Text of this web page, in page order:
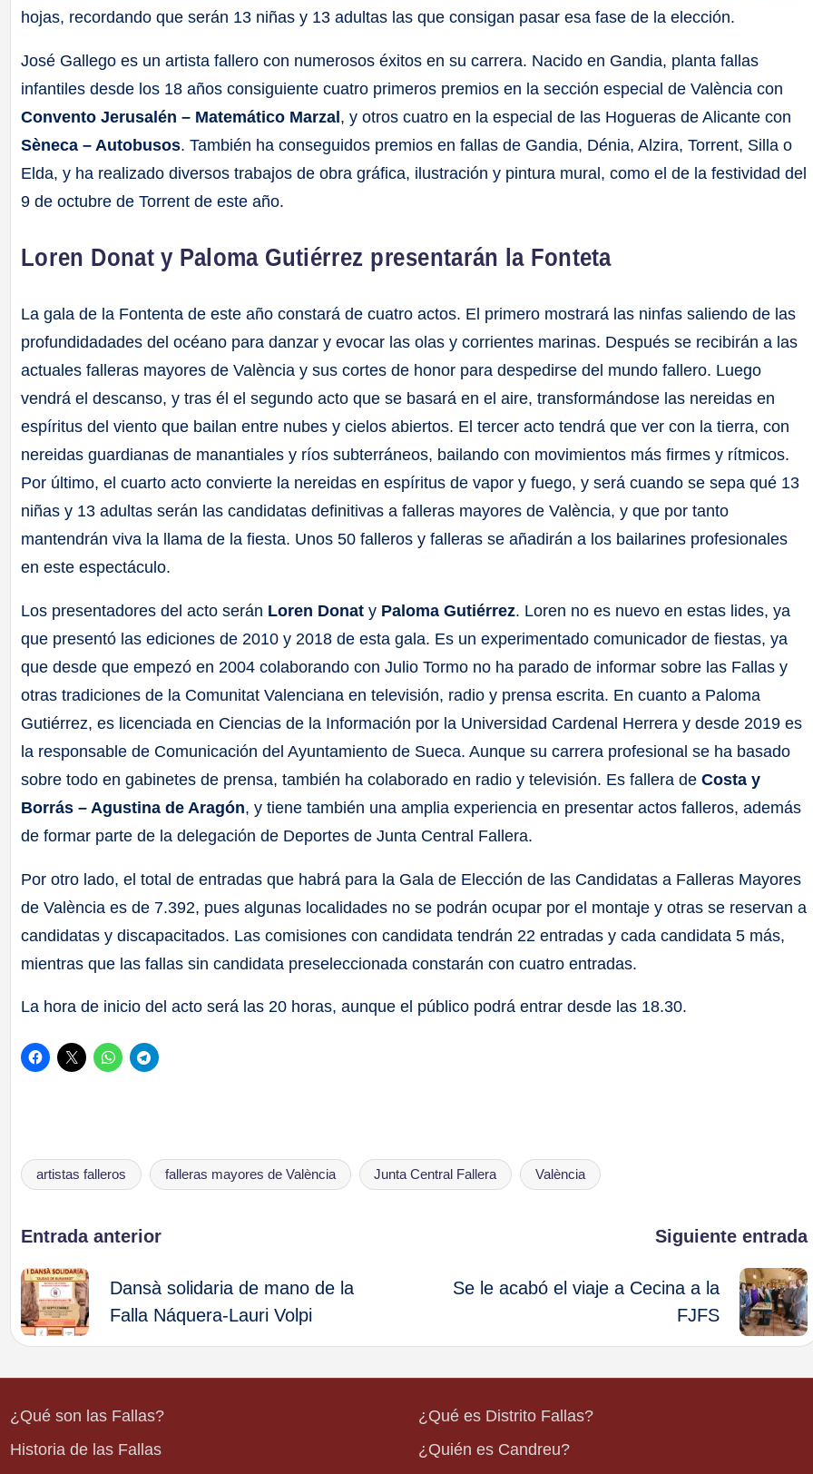
hojas, recordando que serán 13 niñas y 13 adultas las que consigan pasar esa fase de la elección.
José Gallego es un artista fallero con numerosos éxitos en su carrera. Nacido en Gandia, planta fallas
infantiles desde los 18 años consiguiente cuatro primeros premios en la sección especial de València con
Convento Jerusalén – Matemático Marzal , y otros cuatro en la especial de las Hogueras de Alicante con
Sèneca – Autobusos. También ha conseguidos premios en fallas de Gandia, Dénia, Alzira, Torrent, Silla o
Elda, y ha realizado diversos trabajos de obra gráfica, ilustración y pintura mural, como el de la festividad del
9 de octubre de Torrent de este año.
Loren Donat y Paloma Gutiérrez presentarán la Fonteta
La gala de la Fontenta de este año constará de cuatro actos. El primero mostrará las ninfas saliendo de las
profundidadades del océano para danzar y evocar las olas y corrientes marinas. Después se recibirán a las
actuales falleras mayores de València y sus cortes de honor para despedirse del mundo fallero. Luego
vendrá el descanso, y tras él el segundo acto que se basará en el aire, transformándose las nereidas en
espíritus del viento que bailan entre nubes y cielos abiertos. El tercer acto tendrá que ver con la tierra, con
nereidas guardianas de manantiales y ríos subterráneos, bailando con movimientos más firmes y rítmicos.
Por último, el cuarto acto convierte la nereidas en espíritus de vapor y fuego, y será cuando se sepa qué 13
niñas y 13 adultas serán las candidatas definitivas a falleras mayores de València, y que por tanto
mantendrán viva la llama de la fiesta. Unos 50 falleros y falleras se añadirán a los bailarines profesionales
en este espectáculo.
Los presentadores del acto serán Loren Donat y Paloma Gutiérrez. Loren no es nuevo en estas lides, ya
que presentó las ediciones de 2010 y 2018 de esta gala. Es un experimentado comunicador de fiestas, ya
que desde que empezó en 2004 colaborando con Julio Tormo no ha parado de informar sobre las Fallas y
otras tradiciones de la Comunitat Valenciana en televisión, radio y prensa escrita. En cuanto a Paloma
Gutiérrez, es licenciada en Ciencias de la Información por la Universidad Cardenal Herrera y desde 2019 es
la responsable de Comunicación del Ayuntamiento de Sueca. Aunque su carrera profesional se ha basado
sobre todo en gabinetes de prensa, también ha colaborado en radio y televisión. Es fallera deCosta y
Borrás – Agustina de Aragón, y tiene también una amplia experiencia en presentar actos falleros, además
de formar parte de la delegación de Deportes de Junta Central Fallera.
Por otro lado, el total de entradas que habrá para la Gala de Elección de las Candidatas a Falleras Mayores
de València es de 7.392, pues algunas localidades no se podrán ocupar por el montaje y otras se reservan a
candidatas y discapacitados. Las comisiones con candidata tendrán 22 entradas y cada candidata 5 más,
mientras que las fallas sin candidata preseleccionada constarán con cuatro entradas.
La hora de inicio del acto será las 20 horas, aunque el público podrá entrar desde las 18.30.
Etiquetas:
artistas falleros falleras mayores de València Junta Central Fallera València
Navegación
de
entradas
Entrada anterior
Dansà solidaria de mano de la
Falla Náquera-Lauri Volpi
Siguiente entrada
Se le acabó el viaje a Cecina a la
FJFS
¿Qué son las Fallas?
Historia de las Fallas
¿Qué es Distrito Fallas?
¿Quién es Candreu?